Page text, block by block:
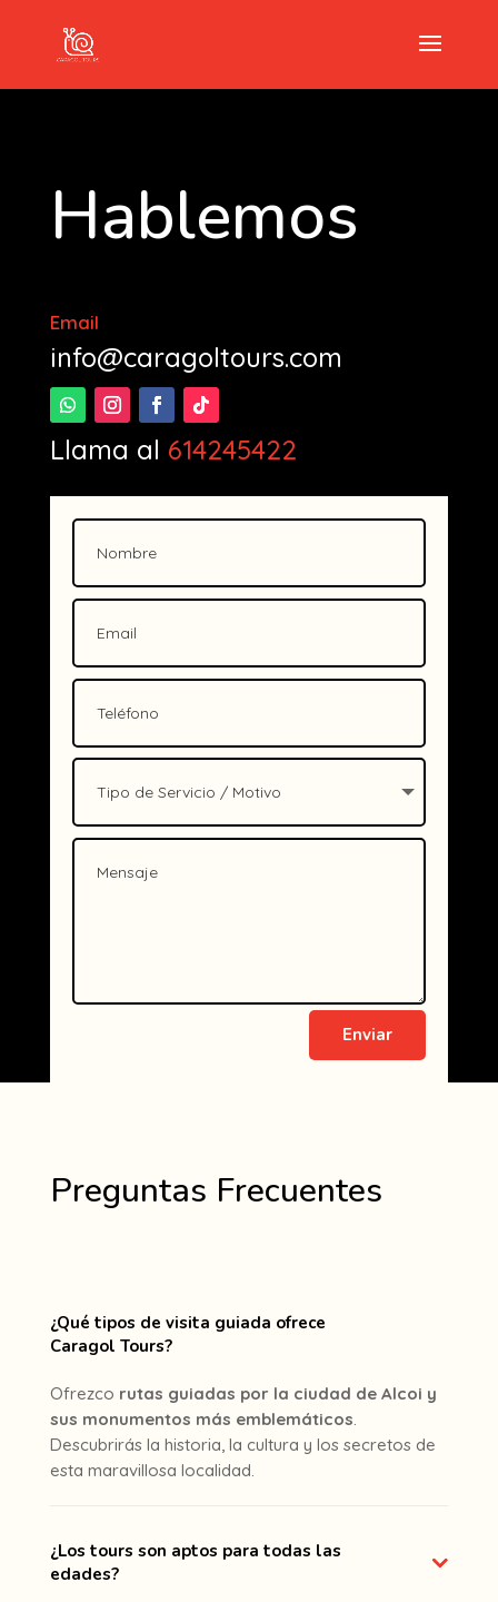
Hablemos
Email
info@caragoltours.com
Llama al 614245422
Enviar
Preguntas Frecuentes
¿Qué tipos de visita guiada ofrece
Caragol Tours?
Ofrezco rutas guiadas por la ciudad de Alcoi y
sus monumentos más emblemáticos.
Descubrirás la historia, la cultura y los secretos de
esta maravillosa localidad.
¿Los tours son aptos para todas las
edades?